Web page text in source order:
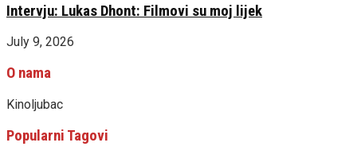
Intervju: Lukas Dhont: Filmovi su moj lijek
July 9, 2026
O nama
Kinoljubac
Popularni Tagovi